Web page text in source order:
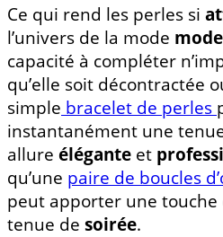
Ce qui rend les perles si
l’univers de la mode
capacité à compléter
qu’elle soit décontractée
simple bracelet de perles
instantanément une
allure élégante et
qu’une paire de boucles
peut apporter une touche
tenue de soirée.